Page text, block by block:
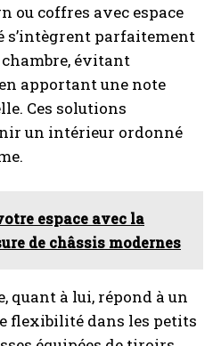
ou coffres avec espace
s’intègrent parfaitement
évitant
apportant une note
Ces solutions
un intérieur ordonné
espace avec la
de châssis modernes
quant à lui, répond à un
flexibilité dans les petits